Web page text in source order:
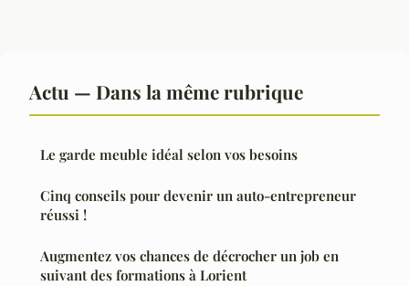
Actu — Dans la même rubrique
Le garde meuble idéal selon vos besoins
Cinq conseils pour devenir un auto-entrepreneur
réussi !
Augmentez vos chances de décrocher un job en
suivant des formations à Lorient